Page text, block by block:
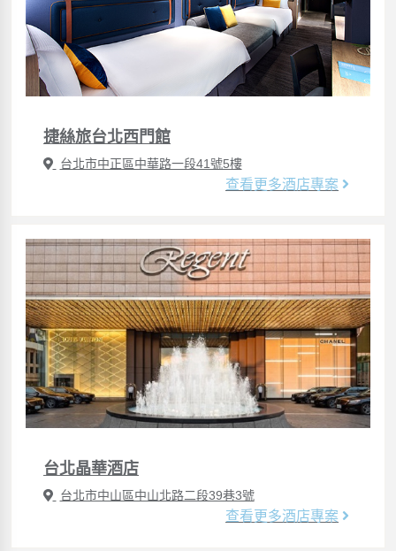
捷絲旅台北西門館
台北市中正區中華路一段41號5樓
查看更多酒店專案
台北晶華酒店
台北市中山區中山北路二段39巷3號
查看更多酒店專案